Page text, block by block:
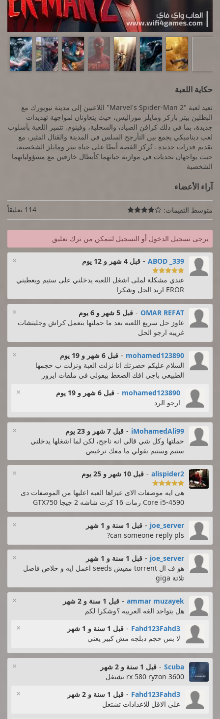
حكاية اللعبة
تعيد لعبة "Marvel's Spider-Man 2" اللاعبين إلى مدينة نيويورك مع
البطلين بيتر باركر ومايلز موراليس، حيث يتعاونان لمواجهة تهديدات
جديدة، بما في ذلك كرافن الصياد، والسحلية، وفينوم. تتميز اللعبة بأسلوب
لعب ديناميكي يجمع بين التأرجح السلس في المدينة والقتال المثير، مع
تقديم قدرات جديدة . تُركز القصة أيضًا على حياة بيتر ومايلز الشخصية،
حيث يواجهان تحديات في موازنة حياتهما كأبطال خارقين مع مسؤولياتهما
الشخصية
آراء الأعضاء
متوسط التقيمات:  114 تعليقاً
يرجى تسجيل الدخول أو التسجيل لتتمكن من ترك تعليق
× ABOD _339
- قبل 4 شهر و 12 يوم

عندي مشكلة لملى اشغل اللعبه يدخلني على ستيم ويعطيني
EROR اريد الحل وشكرا
× OMAR REFAT
- قبل 5 شهر و 6 يوم
عاوز حل سريع اللعبه بعد ما حملتها بتعمل كراش وجليتشات
غريبه ارجو الحل
× mohamed123890
- قبل 6 شهر و 19 يوم
السلام عليكم حضرتك انا نزلت العبة ونزلت ب حجمها
الطبيعي باجي افك الضغط بيقولي في ملفات ايرور
× mohamed123890
- قبل 6 شهر و 19 يوم
ارجو الرد
× iMohamedAli99
- قبل 7 شهر و 23 يوم
حملتها وكل شي قالي انه ناجح، لكن لما اشغلها يدخلني
ستيم وستيم يقولي ما معك ترخيص
× alispider2
- قبل 10 شهر و 25 يوم

هى ايه موصفات الاى عيزاها العبه اعليها من الموصفات دى
Core i5-4590 رمات 16 كرت شاشه 2 جيجا GTX750
× joe_server
- قبل 1 سنة و 1 شهر
can someone reply pls?
× joe_server
- قبل 1 سنة و 1 شهر
هو ف ال torrent مفيش seeds اعمل ايه و خلاص فاضل
تلاتة giga
× ammar muzayek
- قبل 1 سنة و 2 شهر
هل يتواجد الغه العربيه ؟وشكرا لكم
× Fahd123Fahd3
- قبل 1 سنة و 1 شهر
لا بس حجم دبلجه مش كبير يعني
× Scuba
- قبل 1 سنة و 2 شهر
rx 580 ryzon 3600 تشتغل
× Fahd123Fahd3
- قبل 1 سنة و 2 شهر
على الاقل للاعدادات تشتغل